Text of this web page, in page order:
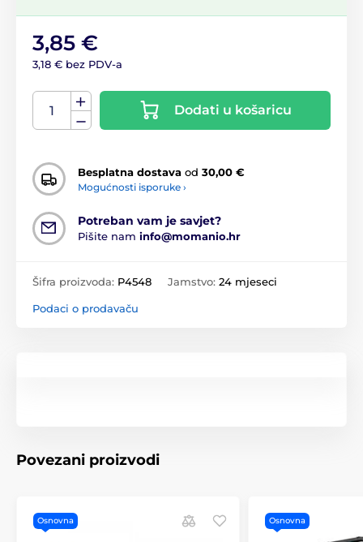
3,85 €
3,18 € bez PDV-a
Dodati u košaricu
Besplatna dostava od 30,00 €
Mogućnosti isporuke ›
Potreban vam je savjet?
Pišite nam info@momanio.hr
Šifra proizvoda: P4548 Jamstvo: 24 mjeseci
Podaci o prodavaču
Povezani proizvodi
Osnovna Osnovna